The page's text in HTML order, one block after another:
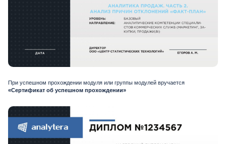
При успешном прохождении модуля или группы модулей вручается
«Сертификат об успешном прохождении»